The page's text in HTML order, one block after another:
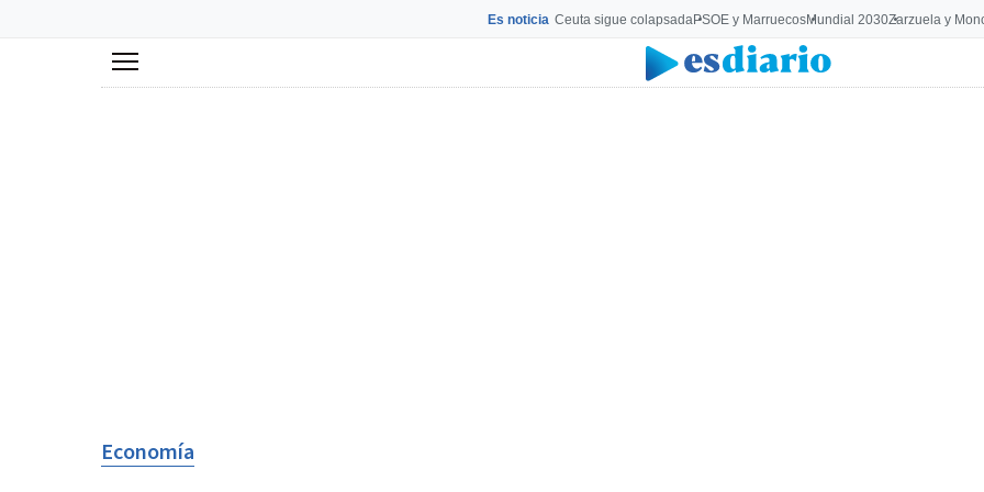
Es noticia Ceuta sigue colapsadaPSOE y MarruecosMundial 2030Zarzuela y
Menú
Economía